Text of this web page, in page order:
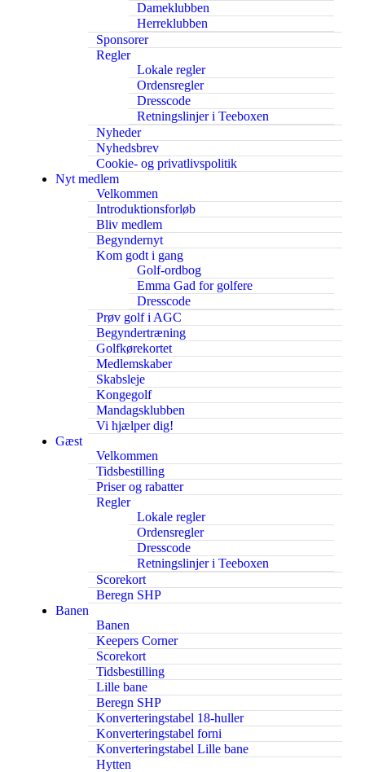
Dameklubben
Herreklubben
Sponsorer
Regler
Lokale regler
Ordensregler
Dresscode
Retningslinjer i Teeboxen
Nyheder
Nyhedsbrev
Cookie- og privatlivspolitik
Nyt medlem
Velkommen
Introduktionsforløb
Bliv medlem
Begyndernyt
Kom godt i gang
Golf-ordbog
Emma Gad for golfere
Dresscode
Prøv golf i AGC
Begyndertræning
Golfkørekortet
Medlemskaber
Skabsleje
Kongegolf
Mandagsklubben
Vi hjælper dig!
Gæst
Velkommen
Tidsbestilling
Priser og rabatter
Regler
Lokale regler
Ordensregler
Dresscode
Retningslinjer i Teeboxen
Scorekort
Beregn SHP
Banen
Banen
Keepers Corner
Scorekort
Tidsbestilling
Lille bane
Beregn SHP
Konverteringstabel 18-huller
Konverteringstabel forni
Konverteringstabel Lille bane
Hytten